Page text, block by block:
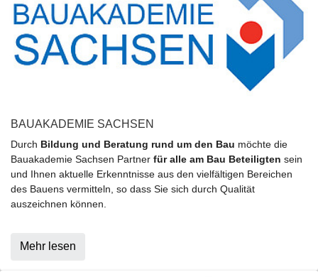
BAUAKADEMIE SACHSEN
Durch Bildung und Beratung rund um den Bau möchte die
Bauakademie Sachsen Partner für alle am Bau Beteiligten sein
und Ihnen aktuelle Erkenntnisse aus den vielfältigen Bereichen
des Bauens vermitteln, so dass Sie sich durch Qualität
auszeichnen können.
Mehr lesen